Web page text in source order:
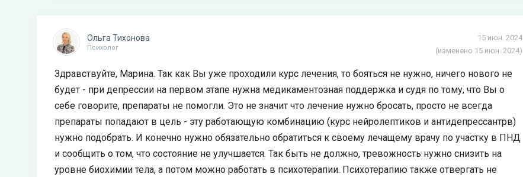
15 июн. 2024
(изменено 15 июн. 2024)
Ольга Тихонова
Психолог
Здравствуйте, Марина. Так как Вы уже проходили курс лечения, то бояться не нужно, ничего нового не
будет - при депрессии на первом этапе нужна медикаментозная поддержка и судя по тому, что Вы о
себе говорите, препараты не помогли. Это не значит что лечение нужно бросать, просто не всегда
препараты попадают в цель - эту работающую комбинацию (курс нейролептиков и антидепрессантрв)
нужно подобрать. И конечно нужно обязательно обратиться к своему лечащему врачу по участку в ПНД
и сообщить о том, что состояние не улучшается. Так быть не должно, тревожность нужно снизить на
уровне биохимии тела, а потом можно работать в психотерапии. Психотерапию также отвергать не